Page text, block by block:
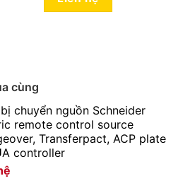
bình rất dài nên có thể khai
24000 Mah
Mặt Trời 120W Pin Liền Thể –
bị Pin lưu trữ lên tới 24.000 Mah
liên tục từ 10h- 12h. Vì vậy,
cùng
chuyển nguồn Schneider
remote control source
Transferpact, ACP plate
controller